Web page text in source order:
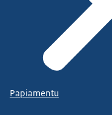
Papiamentu